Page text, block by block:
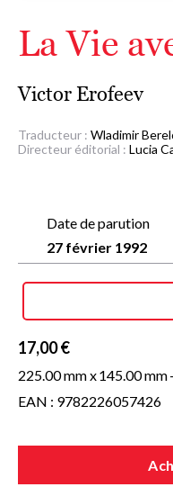
La Vie
Victor Erofeev
Traducteur : Wladimir
Directeur éditorial : Lucia
Date de parution
27 février 1992
17,00 €
225.00 mm x145.00 mm
EAN : 9782226057426